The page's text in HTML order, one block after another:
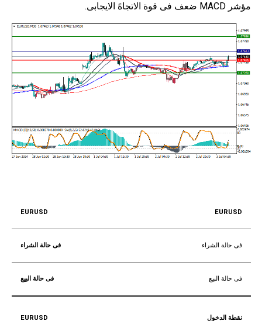
مؤشر MACD ضعف فى قوة الاتجاهً الايجابى.
EURUSD
فى حالة الشراء
فى حالة البيع
نقطة الدخول